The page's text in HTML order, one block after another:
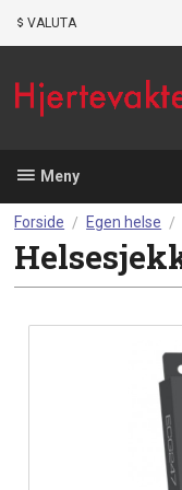
VALUTA
Meny
Forside Egen helse